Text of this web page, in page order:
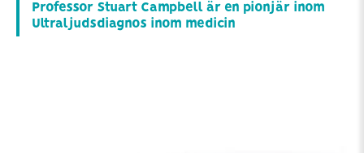
Professor Stuart Campbell är en pionjär inom
Ultraljudsdiagnos inom medicin